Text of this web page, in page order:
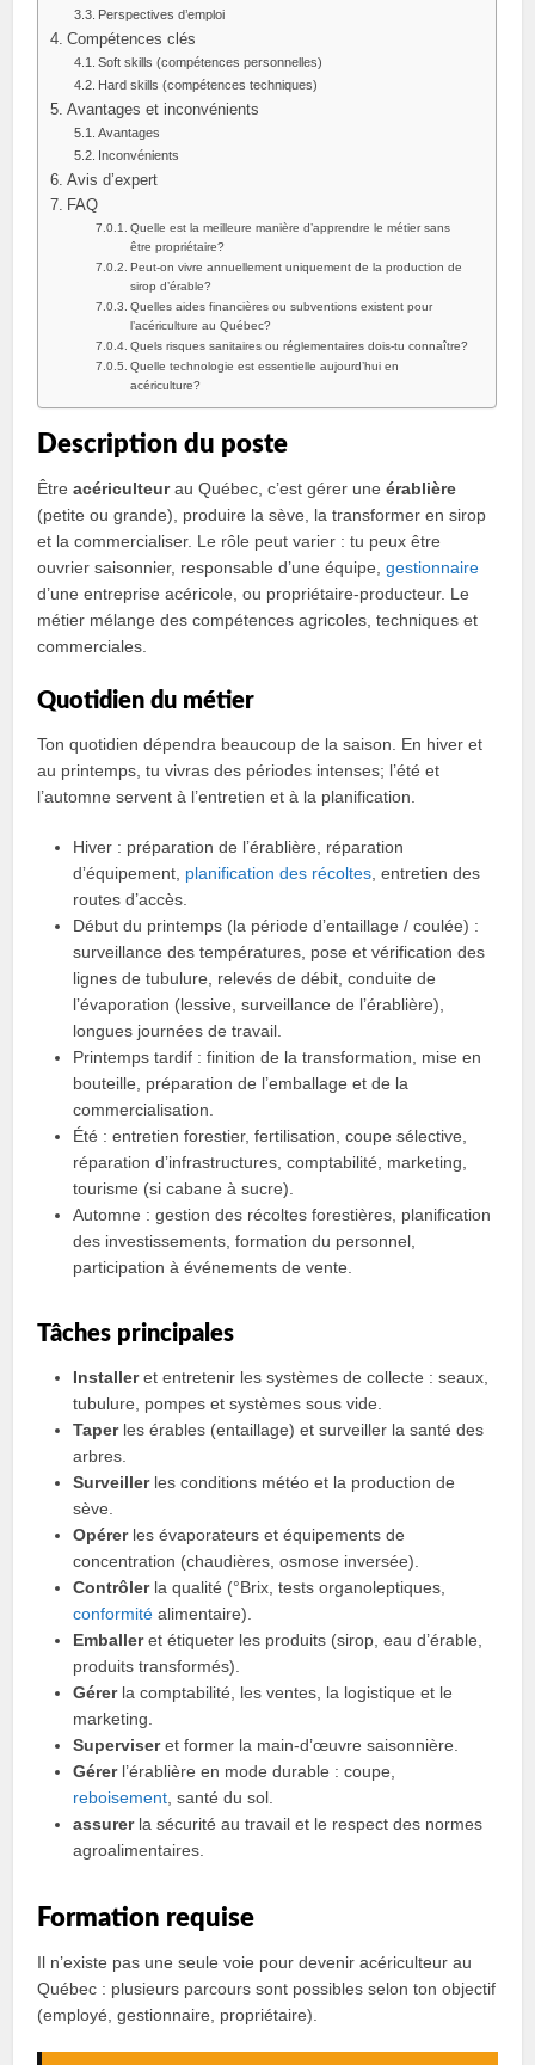
Perspectives d’emploi
Compétences clés
Soft skills (compétences personnelles)
Hard skills (compétences techniques)
Avantages et inconvénients
Avantages
Inconvénients
Avis d’expert
FAQ
Quelle est la meilleure manière d’apprendre le métier sans
être propriétaire?
Peut-on vivre annuellement uniquement de la production de
sirop d’érable?
Quelles aides financières ou subventions existent pour
l’acériculture au Québec?
Quels risques sanitaires ou réglementaires dois‑tu connaître?
Quelle technologie est essentielle aujourd’hui en
acériculture?
Description du poste
Êtreacériculteurau Québec, c’est gérer uneérablière
(petite ou grande), produire la sève, la transformer en sirop
et la commercialiser. Le rôle peut varier : tu peux être
ouvrier saisonnier, responsable d’une équipe,gestionnaire
d’une entreprise acéricole, ou propriétaire-producteur. Le
métier mélange des compétences agricoles, techniques et
commerciales.
Quotidien du métier
Ton quotidien dépendra beaucoup de la saison. En hiver et
au printemps, tu vivras des périodes intenses; l’été et
l’automne servent à l’entretien et à la planification.
Hiver : préparation de lʼérablière, réparation
dʼéquipement, planification des récoltes , entretien des
routes d’accès.
Début du printemps (la période dʼentaillage / coulée) :
surveillance des températures, pose et vérification des
lignes de tubulure, relevés de débit, conduite de
lʼévaporation (lessive, surveillance de lʼérablière),
longues journées de travail.
Printemps tardif : finition de la transformation, mise en
bouteille, préparation de lʼemballage et de la
commercialisation.
Été : entretien forestier, fertilisation, coupe sélective,
réparation dʼinfrastructures, comptabilité, marketing,
tourisme (si cabane à sucre).
Automne : gestion des récoltes forestières, planification
des investissements, formation du personnel,
participation à événements de vente.
Tâches principales
Installeret entretenir les systèmes de collecte : seaux,
tubulure, pompes et systèmes sous vide.
Taperles érables (entaillage) et surveiller la santé des
arbres.
Surveillerles conditions météo et la production de
sève.
Opérerles évaporateurs et équipements de
concentration (chaudières, osmose inversée).
Contrôlerla qualité (°Brix, tests organoleptiques,
conformité alimentaire).
Emballeret étiqueter les produits (sirop, eau d’érable,
produits transformés).
Gérerla comptabilité, les ventes, la logistique et le
marketing.
Superviseret former la main-d’œuvre saisonnière.
Gérerl’érablière en mode durable : coupe,
reboisement , santé du sol.
assurerla sécurité au travail et le respect des normes
agroalimentaires.
Formation requise
Il n’existe pas une seule voie pour devenir acériculteur au
Québec : plusieurs parcours sont possibles selon ton objectif
(employé, gestionnaire, propriétaire).